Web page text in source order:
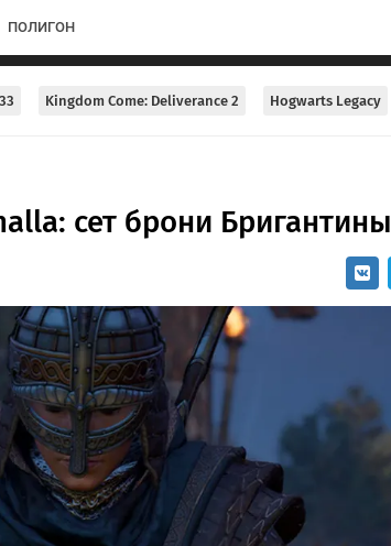
ПОЛИГОН
Kingdom Come: Deliverance 2 Hogwarts Legacy
сет брони Бригантины